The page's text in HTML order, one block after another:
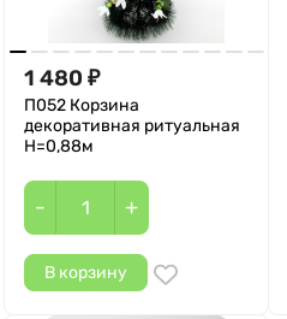
1 480 ₽
П052 Корзина
декоративная ритуальная
Н=0,88м
- +
В корзину